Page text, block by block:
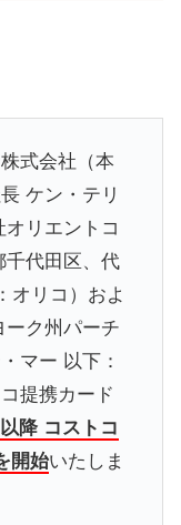
式会社（本
ケン・テリ
リエントコ
千代田区、代
オリコ）およ
ーク州パーチ
マー 以下：
提携カード
降 コストコ
開始いたしま